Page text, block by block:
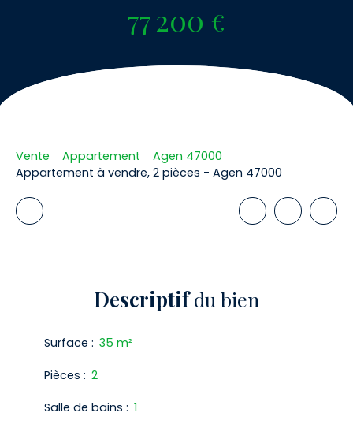
77 200 €
Vente Appartement
Agen 47000
Appartement à vendre, 2 pièces - Agen 47000
Descriptifdu bien
Surface : 35 m²
Pièces : 2
Salle de bains : 1